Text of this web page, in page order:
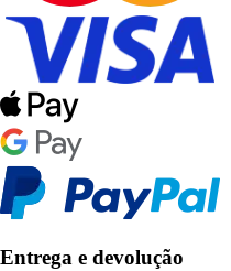
Entrega e devolução